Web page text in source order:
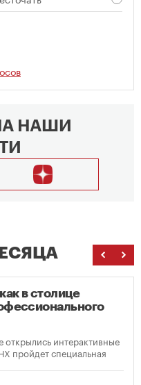
НАШИ
в столице
открылись интерактивные
пройдет специальная